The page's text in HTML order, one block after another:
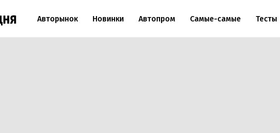
Авторынок Новинки Автопром Самые-самые Тесты